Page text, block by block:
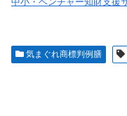
気まぐれ商標判例膳